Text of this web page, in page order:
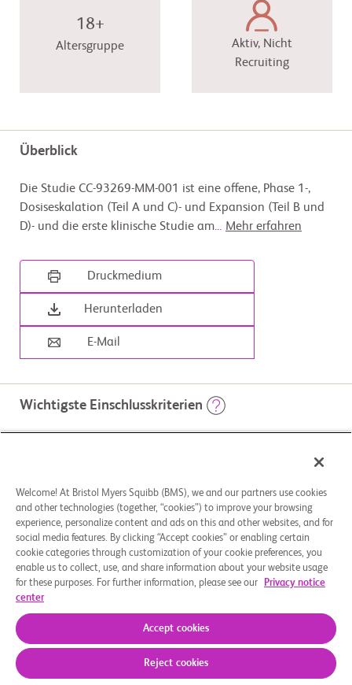
18+
Altersgruppe
Aktiv, Nicht
Recruiting
Überblick
Die Studie CC-93269-MM-001 ist eine offene, Phase 1-,
Dosiseskalation (Teil A und C)- und Expansion (Teil B und
D)- und die erste klinische Studie am... Mehr erfahren
Druckmedium
Herunterladen
E-Mail
Wichtigste Einschlusskriterien
Studie aufgenommen zu werden:
1. Der Proband muss die Einwilligungserklärung (ICF) verstehen und
freiwillig unterschreiben,
bevor studienbezogene Beurteilungen/Verfahren durchgeführt
werden.
2. Der Proband (männlich oder weiblich) ist zum Zeitpunkt der
Unterzeichnung der Einwilligungserklärung ≥ 18 Jahre alt.
3. Der Proband hat ein nicht-sekretorisches multiples Myelom,
Plasmazellleukämie, Waldenstroms
Endokrinopathie,
monoklonales Protein und Hautveränderungen)-Syndrom oder
Studienarme
Prüfmedikation: Verabreichung von CC-93269
ZUGEWIESENE BEHANDLUNG
Datenschutzbestimmungen Impressum
Welcome! At Bristol Myers Squibb (BMS), we and our partners use cookies
and other technologies (together, “cookies”) to improve your browsing
experience, personalize content and ads on this and other websites, and for
social media features. By clicking “Accept cookies” or enabling certain
cookie categories through customization of your cookie preferences, you
enable us to collect, use, and share information about your website usage
for these purposes. For further information, please see our
Privacy notice
center
Accept cookies
Reject cookies